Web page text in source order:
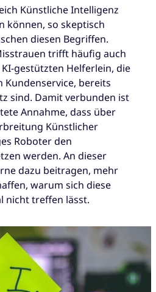
Künstliche Intelligenz
können, so skeptisch
diesen Begriffen.
trifft häufig auch
gestützten Helferlein, die
bereits
sind. Damit verbunden ist
Annahme, dass über
Künstlicher
Roboter den
werden. An dieser
dazu beitragen, mehr
warum sich diese
nicht treffen lässt.